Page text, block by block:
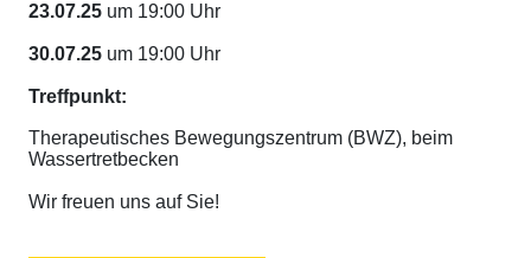
23.07.25 um 19:00 Uhr
30.07.25 um 19:00 Uhr
Treffpunkt:
Therapeutisches Bewegungszentrum (BWZ), beim
Wassertretbecken
Wir freuen uns auf Sie!